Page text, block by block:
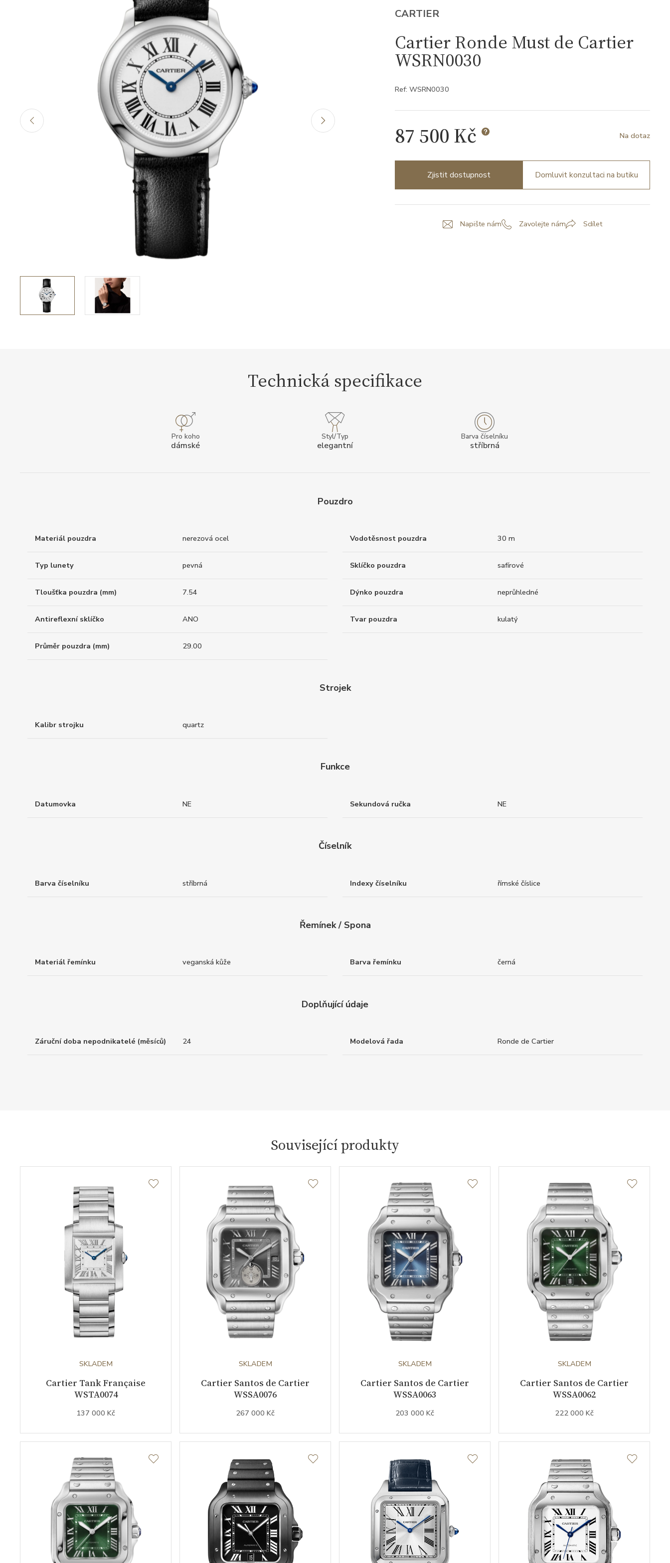
CARTIER
Cartier Ronde Must de Cartier
WSRN0030
Ref: WSRN0030
87 500 Kč Na dotaz
Zjistit dostupnost Domluvit konzultaci na butiku
Napište nám Zavolejte nám Sdílet
Technická specifikace
Pro koho
dámské
Styl/Typ
elegantní
Barva číselníku
stříbrná
Pouzdro
Materiál pouzdra nerezová ocel Vodotěsnost pouzdra 30 m
Typ lunety pevná Sklíčko pouzdra safírové
Tloušťka pouzdra (mm) 7.54 Dýnko pouzdra neprůhledné
Antireflexní sklíčko ANO Tvar pouzdra kulatý
Průměr pouzdra (mm) 29.00
Strojek
Kalibr strojku quartz
Funkce
Datumovka NE Sekundová ručka NE
Číselník
Barva číselníku stříbrná Indexy číselníku římské číslice
Řemínek / Spona
Materiál řemínku veganská kůže Barva řemínku černá
Doplňující údaje
Záruční doba nepodnikatelé (měsíců) 24 Modelová řada Ronde de Cartier
Související produkty
SKLADEM
Cartier Tank Française
WSTA0074
137 000 Kč
SKLADEM
Cartier Santos de Cartier
WSSA0076
267 000 Kč
SKLADEM
Cartier Santos de Cartier
WSSA0063
203 000 Kč
SKLADEM
Cartier Santos de Cartier
WSSA0062
222 000 Kč